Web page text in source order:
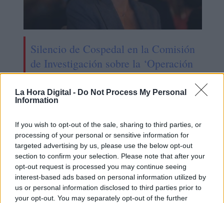
La Hora Digital - Do Not Process My Personal
Information
If you wish to opt-out of the sale, sharing to third parties, or
processing of your personal or sensitive information for
targeted advertising by us, please use the below opt-out
section to confirm your selection. Please note that after your
opt-out request is processed you may continue seeing
interest-based ads based on personal information utilized by
us or personal information disclosed to third parties prior to
your opt-out. You may separately opt-out of the further
Silencio de Cospedal en la Comisión
de Investigación sobre la ‘Operación
Kitchen’